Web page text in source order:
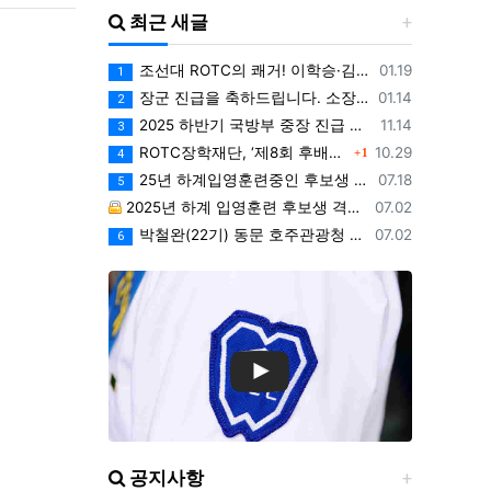
최근 새글
등록일
01.19
1
조선대 ROTC의 쾌거! 이학승·김하랑 후보생, ‘2026 美 대학 특별리더십 연수’ 선발
등록일
01.14
2
장군 진급을 축하드립니다. 소장 박민영(31기/정보), 준장 서필석(34기/공병).황주봉(36기/보병).김희찬(36기/기갑)
등록일
11.14
3
2025 하반기 국방부 중장 진급 인사
등록일
10.29
4 ROTC장학재단, ‘제8회 후배사랑 골프대회’ 열어.. 장학기금 3억 7,620만원 조성 1
등록일
07.18
5
25년 하계입영훈련중인 후보생 위문 후기
등록일
07.02
2025년 하계 입영훈련 후보생 격려방문 안내 - 7월9일(수)
등록일
07.02
6 박철완(22기) 동문 호주관광청 주관 - 호주 추억전에 한국화 최초 초청 전시회
공지사항